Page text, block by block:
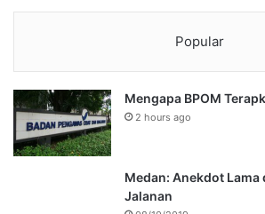
Popular
Mengapa BPOM
2 hours ago
Medan: Anekdot Lama
Jalanan